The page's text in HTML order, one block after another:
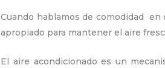
Cuando hablamos de comodidad
apropiado para mantener el aire
El aire acondicionado es un